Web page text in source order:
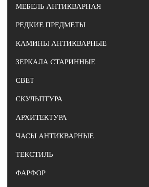
МЕБЕЛЬ АНТИКВАРНАЯ
РЕДКИЕ ПРЕДМЕТЫ
КАМИНЫ АНТИКВАРНЫЕ
ЗЕРКАЛА СТАРИННЫЕ
СВЕТ
СКУЛЬПТУРА
АРХИТЕКТУРА
ЧАСЫ АНТИКВАРНЫЕ
ТЕКСТИЛЬ
ФАРФОР